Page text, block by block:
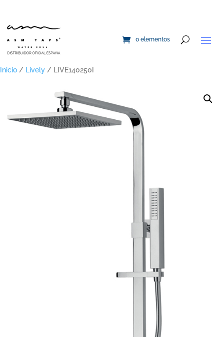
0 elementos
Inicio / Lively / LIVE140250I